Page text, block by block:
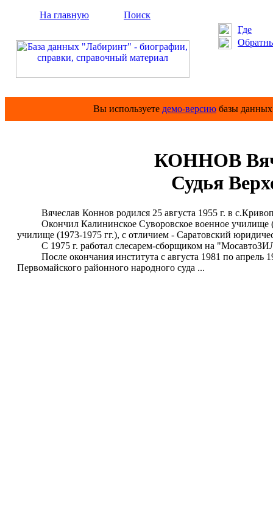
На главную
Поиск
Где
Вы используете демо-версию базы
КОННОВ
Судья
Вячеслав Коннов родился 25 августа 1955 г. в
Окончил Калининское Суворовское военное училище
училище (1973-1975 гг.), с отличием - Саратовский
С 1975 г. работал слесарем-сборщиком на
После окончания института с августа 1981 по апрель
Первомайского районного народного суда ...